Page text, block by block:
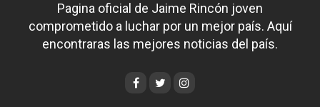
Pagina oficial de Jaime Rincón joven
comprometido a luchar por un mejor país. Aquí
encontraras las mejores noticias del país.